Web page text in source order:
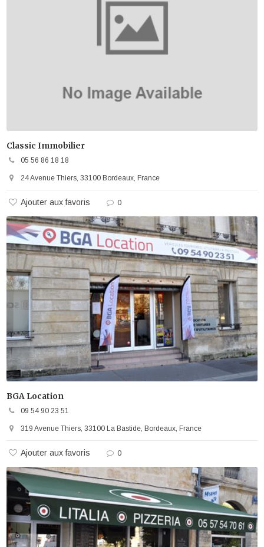
Classic Immobilier
05 56 86 18 18
24 Avenue Thiers, 33100 Bordeaux, France
Ajouter aux favoris 0
BGA Location
09 54 90 23 51
319 Avenue Thiers, 33100 La Bastide, Bordeaux, France
Ajouter aux favoris 0